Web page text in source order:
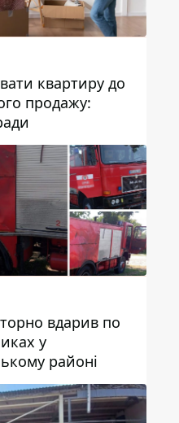
квартиру до
продажу:
вдарив по
у
районі